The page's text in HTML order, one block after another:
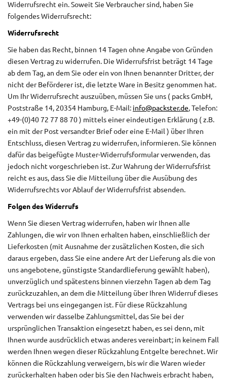
Widerrufsrecht ein. Soweit Sie Verbraucher sind, haben Sie
folgendes Widerrufsrecht:
Widerrufsrecht
Sie haben das Recht, binnen 14 Tagen ohne Angabe von Gründen
diesen Vertrag zu widerrufen. Die Widerrufsfrist beträgt 14 Tage
ab dem Tag, an dem Sie oder ein von Ihnen benannter Dritter, der
nicht der Beförderer ist, die letzte Ware in Besitz genommen hat.
Um Ihr Widerrufsrecht auszuüben, müssen Sie uns ( packs GmbH,
Poststraße 14, 20354 Hamburg, E-Mail: info@packster.de, Telefon:
+49-(0)40 72 77 88 70 ) mittels einer eindeutigen Erklärung ( z.B.
ein mit der Post versandter Brief oder eine E-Mail ) über Ihren
Entschluss, diesen Vertrag zu widerrufen, informieren. Sie können
dafür das beigefügte Muster-Widerrufsformular verwenden, das
jedoch nicht vorgeschrieben ist. Zur Wahrung der Widerrufsfrist
reicht es aus, dass Sie die Mitteilung über die Ausübung des
Widerrufsrechts vor Ablauf der Widerrufsfrist absenden.
Folgen des Widerrufs
Wenn Sie diesen Vertrag widerrufen, haben wir Ihnen alle
Zahlungen, die wir von Ihnen erhalten haben, einschließlich der
Lieferkosten (mit Ausnahme der zusätzlichen Kosten, die sich
daraus ergeben, dass Sie eine andere Art der Lieferung als die von
uns angebotene, günstigste Standardlieferung gewählt haben),
unverzüglich und spätestens binnen vierzehn Tagen ab dem Tag
zurückzuzahlen, an dem die Mitteilung über Ihren Widerruf dieses
Vertrags bei uns eingegangen ist. Für diese Rückzahlung
verwenden wir dasselbe Zahlungsmittel, das Sie bei der
ursprünglichen Transaktion eingesetzt haben, es sei denn, mit
Ihnen wurde ausdrücklich etwas anderes vereinbart; in keinem Fall
werden Ihnen wegen dieser Rückzahlung Entgelte berechnet. Wir
können die Rückzahlung verweigern, bis wir die Waren wieder
zurückerhalten haben oder bis Sie den Nachweis erbracht haben,